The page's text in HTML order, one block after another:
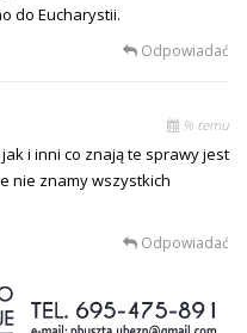
do Eucharystii.
Odpowiadać
% temu
i inni co znają te sprawy jest
nie znamy wszystkich
Odpowiadać